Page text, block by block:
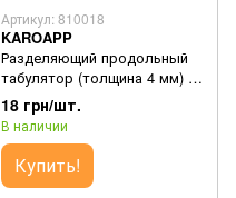
Артикул: 810018
KAROAPP
Разделяющий продольный
табулятор (толщина 4 мм) K-
SP 4 STR
18 грн/шт.
В наличии
Купить!